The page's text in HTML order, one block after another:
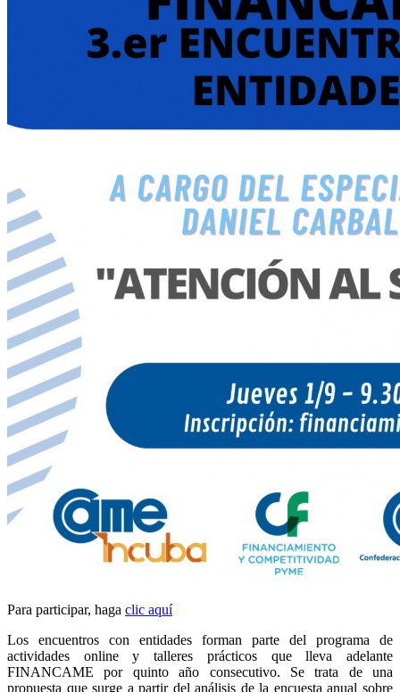
Para participar, haga clic aquí
Los encuentros con entidades forman parte del programa de
actividades online y talleres prácticos que lleva adelante
FINANCAME por quinto año consecutivo. Se trata de una
propuesta que surge a partir del análisis de la encuesta anual sobre